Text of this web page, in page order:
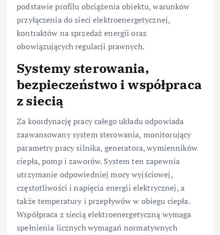
podstawie profilu obciążenia obiektu, warunków
przyłączenia do sieci elektroenergetycznej,
kontraktów na sprzedaż energii oraz
obowiązujących regulacji prawnych.
Systemy sterowania,
bezpieczeństwo i współpraca
z siecią
Za koordynację pracy całego układu odpowiada
zaawansowany system sterowania, monitorujący
parametry pracy silnika, generatora, wymienników
ciepła, pomp i zaworów. System ten zapewnia
utrzymanie odpowiedniej mocy wyjściowej,
częstotliwości i napięcia energii elektrycznej, a
także temperatury i przepływów w obiegu ciepła.
Współpraca z siecią elektroenergetyczną wymaga
spełnienia licznych wymagań normatywnych